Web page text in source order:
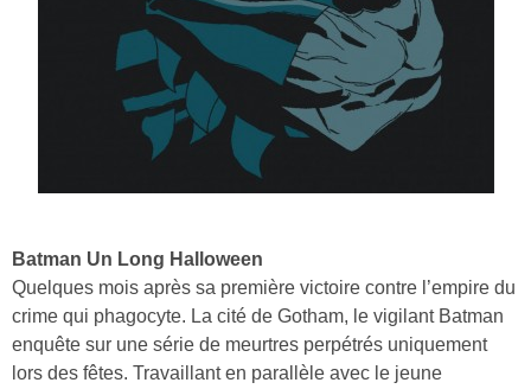
Batman Un Long Halloween
Quelques mois après sa première victoire contre l’empire du
crime qui phagocyte. La cité de Gotham, le vigilant Batman
enquête sur une série de meurtres perpétrés uniquement
lors des fêtes. Travaillant en parallèle avec le jeune